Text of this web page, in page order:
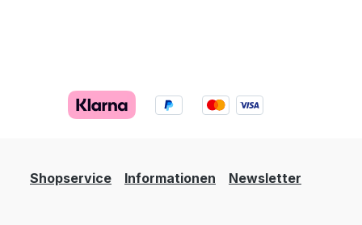
Shopservice Informationen Newsletter